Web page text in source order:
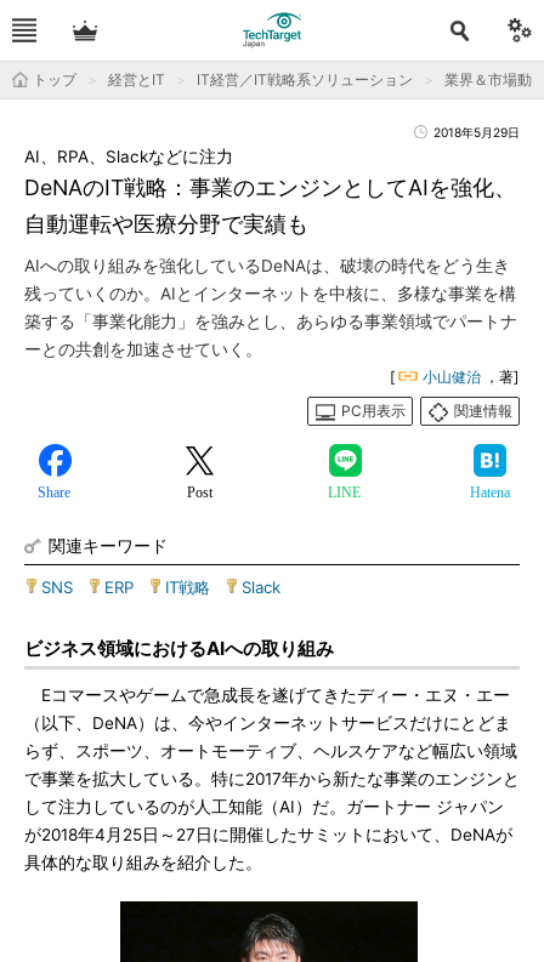
トップ 経営とIT IT経営／IT戦略系ソリューション 業界＆市場動
2018年5月29日
DeNAのIT戦略：事業のエンジンとしてAIを強化、
自動運転や医療分野で実績も
AI、RPA、Slackなどに注力
AIへの取り組みを強化しているDeNAは、破壊の時代をどう生き
残っていくのか。AIとインターネットを中核に、多様な事業を構
築する「事業化能力」を強みとし、あらゆる事業領域でパートナ
ーとの共創を加速させていく。
[ 小山健治 ，著]
PC用表示
関連情報
Share Post LINE Hatena
関連キーワード
SNS ERP IT戦略 Slack
ビジネス領域におけるAIへの取り組み
Eコマースやゲームで急成長を遂げてきたディー・エヌ・エー
（以下、DeNA）は、今やインターネットサービスだけにとどま
らず、スポーツ、オートモーティブ、ヘルスケアなど幅広い領域
で事業を拡大している。特に2017年から新たな事業のエンジンと
して注力しているのが人工知能（AI）だ。ガートナー ジャパン
が2018年4月25日～27日に開催したサミットにおいて、DeNAが
具体的な取り組みを紹介した。